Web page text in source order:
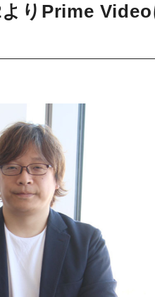
りPrime Video